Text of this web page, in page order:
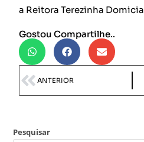
a Reitora Terezinha
Gostou Compartilhe..
ANTERIOR
Pesquisar